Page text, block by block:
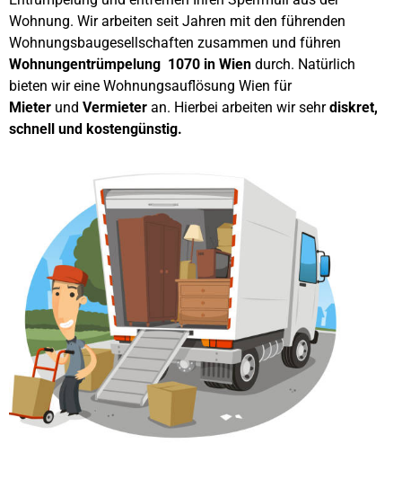
Wohnung. Wir arbeiten seit Jahren mit den führenden
Wohnungsbaugesellschaften zusammen und führen
Wohnungentrümpelung 1070 in Wien durch. Natürlich
bieten wir eine Wohnungsauflösung Wien für
Mieter und Vermieter an. Hierbei arbeiten wir sehrdiskret,
schnell und kostengünstig.